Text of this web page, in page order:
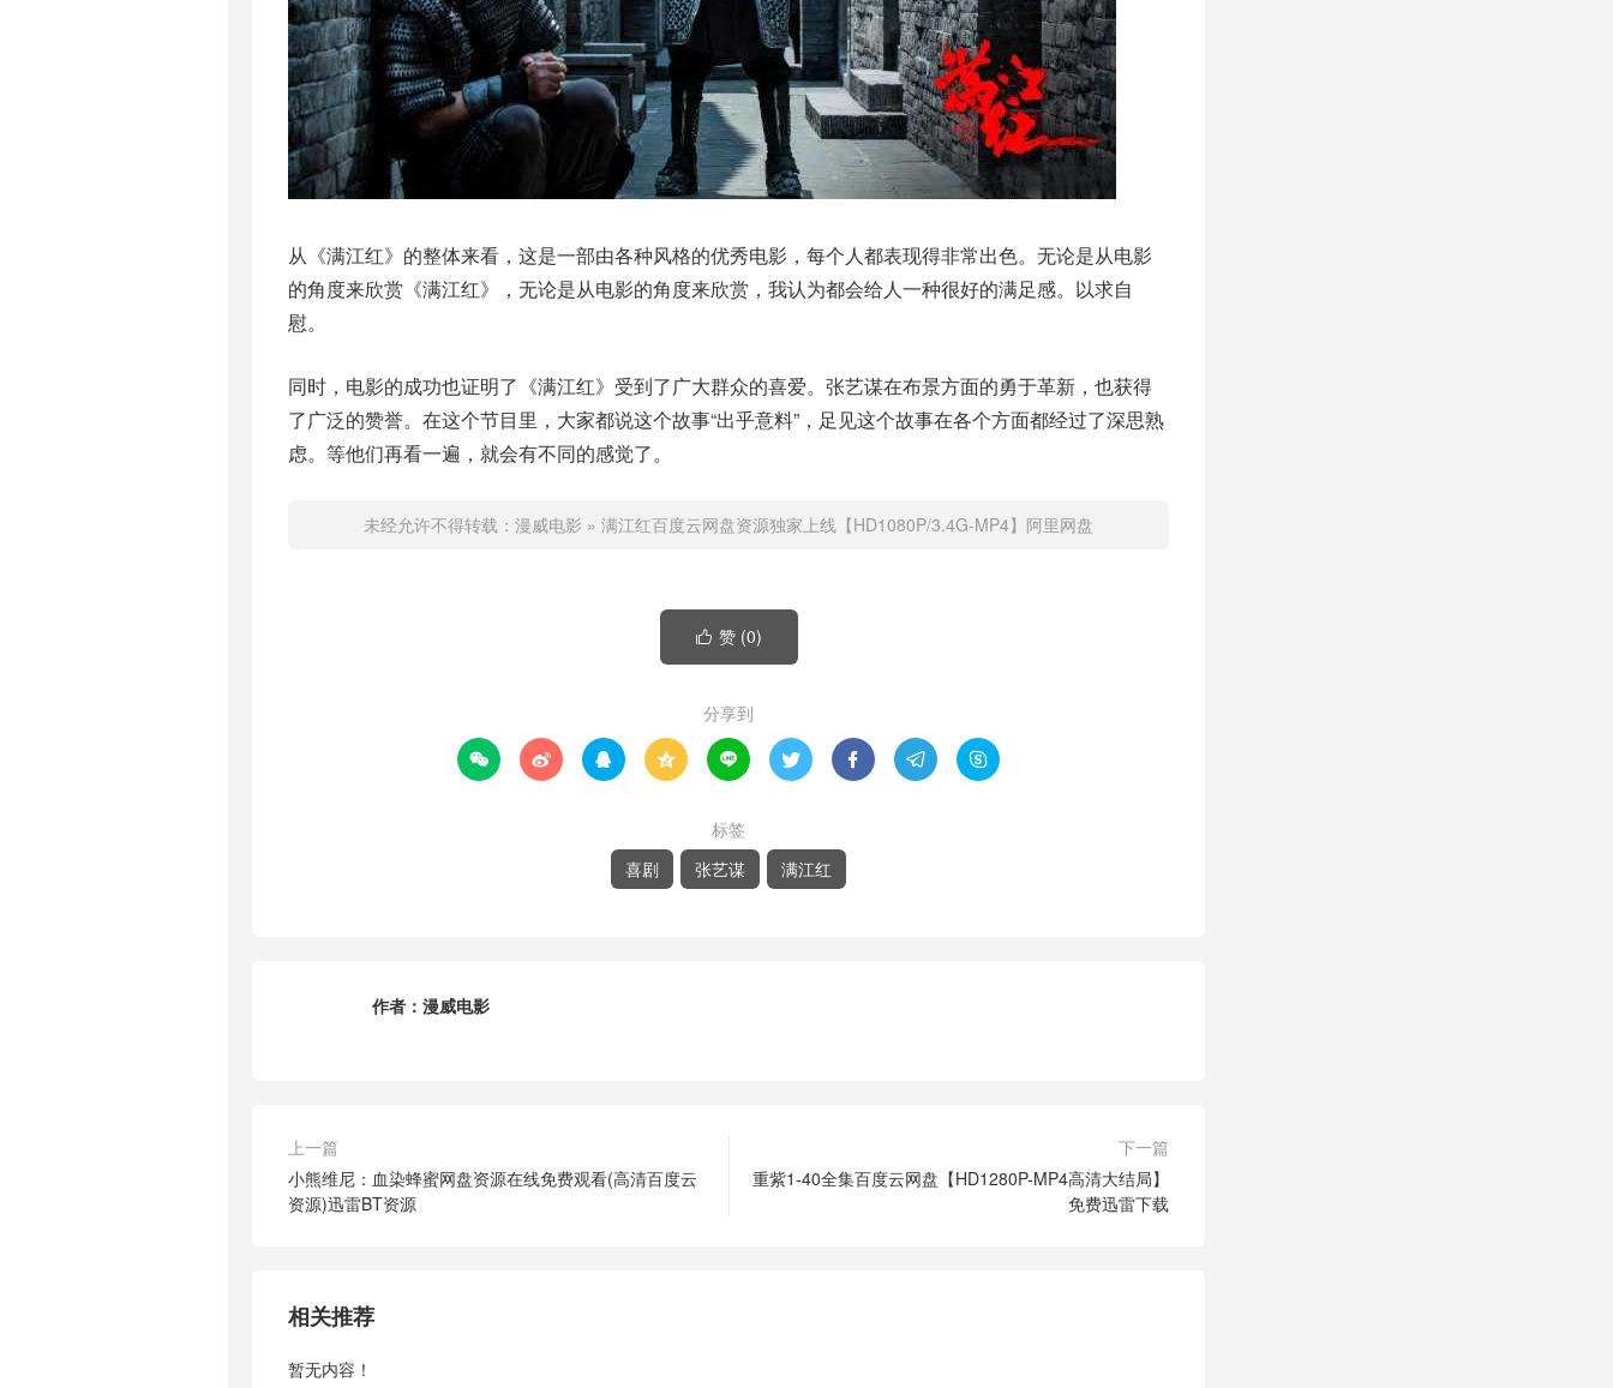
从《满江红》的整体来看，这是一部由各种风格的优秀电影，每个人都表现得非常出色。无论是从电影
的角度来欣赏《满江红》，无论是从电影的角度来欣赏，我认为都会给人一种很好的满足感。以求自
慰。
同时，电影的成功也证明了《满江红》受到了广大群众的喜爱。张艺谋在布景方面的勇于革新，也获得
了广泛的赞誉。在这个节目里，大家都说这个故事“出乎意料”，足见这个故事在各个方面都经过了深思熟
虑。等他们再看一遍，就会有不同的感觉了。
未经允许不得转载： 漫威电影 » 满江红百度云网盘资源独家上线【HD1080P/3.4G-MP4】阿里网盘
 赞 (0)
分享到
        
标签
喜剧
张艺谋 满江红
作者： 漫威电影
上一篇
小熊维尼：血染蜂蜜网盘资源在线免费观看(高清百度云
资源)迅雷BT资源
下一篇
重紫1-40全集百度云网盘【HD1280P-MP4高清大结局】
免费迅雷下载
相关推荐
暂无内容！